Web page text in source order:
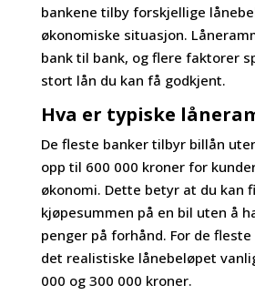
bankene tilby forskjellige
økonomiske situasjon.
bank til bank, og flere faktorer
stort lån du kan få godkjent.
Hva er typiske
De fleste banker tilbyr billån
opp til 600 000 kroner for
økonomi. Dette betyr at du kan
kjøpesummen på en bil uten å
penger på forhånd. For de
det realistiske lånebeløpet
000 og 300 000 kroner.